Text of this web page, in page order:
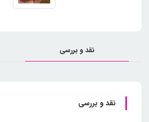
نقد و بررسی
نقد و بررسی